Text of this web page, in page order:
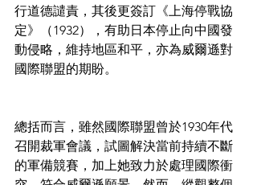
行道德譴責，其後更簽訂《上海停戰協
定》（1932），有助日本停止向中國發
動侵略，維持地區和平，亦為威爾遜對
國際聯盟的期盼。
總括而言，雖然國際聯盟曾於1930年代
召開裁軍會議，試圖解決當前持續不斷
的軍備競賽，加上她致力於處理國際衝